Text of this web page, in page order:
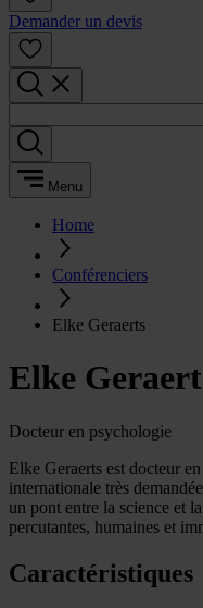
Demander un devis
Menu
Home
Conférenciers
Elke Geraerts
Elke
Docteur en psychologie
Elke Geraerts est docteur
internationale très
un pont entre la science et
percutantes, humaines et
Caractéristiques